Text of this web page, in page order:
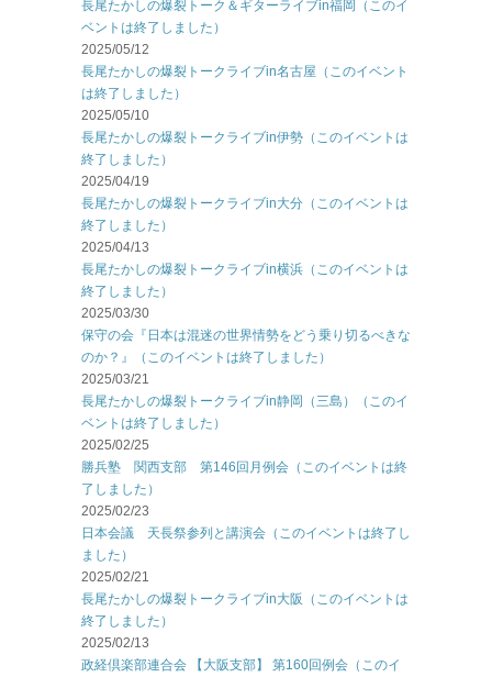
長尾たかしの爆裂トーク＆ギターライブin福岡（このイ
ベントは終了しました）
2025/05/12
長尾たかしの爆裂トークライブin名古屋（このイベント
は終了しました）
2025/05/10
長尾たかしの爆裂トークライブin伊勢（このイベントは
終了しました）
2025/04/19
長尾たかしの爆裂トークライブin大分（このイベントは
終了しました）
2025/04/13
長尾たかしの爆裂トークライブin横浜（このイベントは
終了しました）
2025/03/30
保守の会『日本は混迷の世界情勢をどう乗り切るべきな
のか？』（このイベントは終了しました）
2025/03/21
長尾たかしの爆裂トークライブin静岡（三島）（このイ
ベントは終了しました）
2025/02/25
勝兵塾 関西支部 第146回月例会（このイベントは終
了しました）
2025/02/23
日本会議 天長祭参列と講演会（このイベントは終了し
ました）
2025/02/21
長尾たかしの爆裂トークライブin大阪（このイベントは
終了しました）
2025/02/13
政経倶楽部連合会 【大阪支部】 第160回例会（このイ